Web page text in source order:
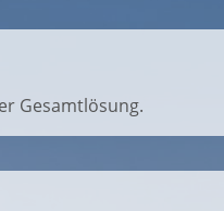
Gesamtlösung.